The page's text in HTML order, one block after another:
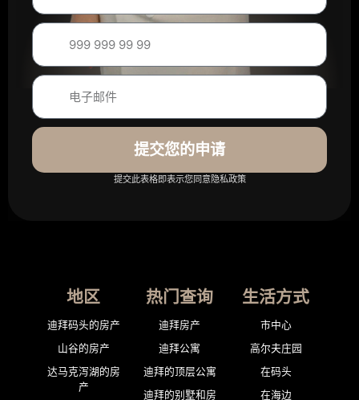
提交您的申请
提交此表格即表示您同意隐私政策
地区
迪拜码头的房产
山谷的房产
达马克泻湖的房
产
热门查询
迪拜房产
迪拜公寓
迪拜的顶层公寓
迪拜的别墅和房
生活方式
市中心
高尔夫庄园
在码头
在海边